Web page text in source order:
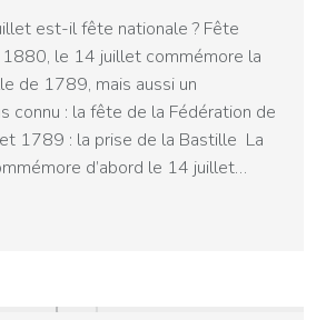
est-il fête nationale ? Fête
le 14 juillet commémore la
de 1789, mais aussi un
connu : la fête de la Fédération de
1789 : la prise de la Bastille La
d’abord le 14 juillet…